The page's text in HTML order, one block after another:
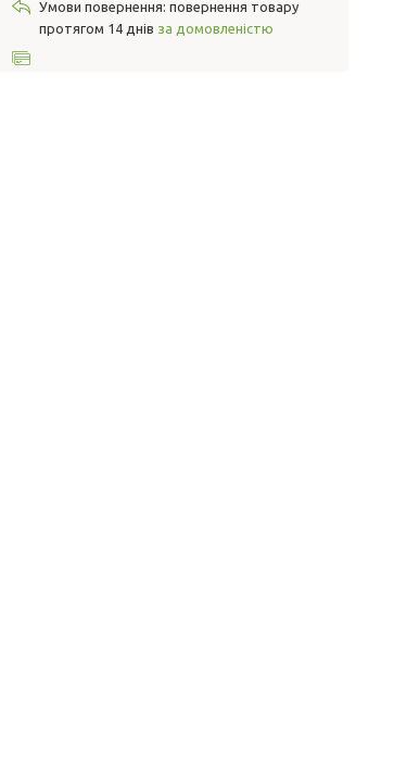
повернення товару
протягом 14 днів за домовленістю